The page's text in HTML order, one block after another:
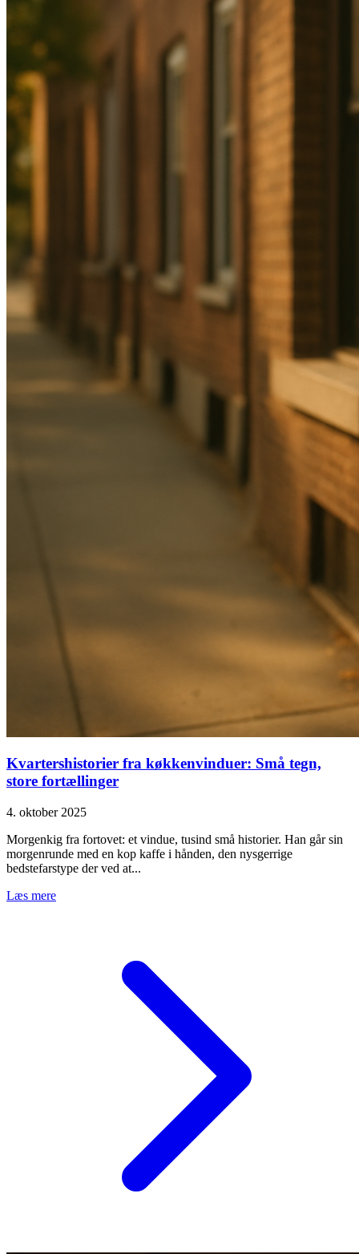
Kvartershistorier fra køkkenvinduer: Små tegn,
store fortællinger
4. oktober 2025
Morgenkig fra fortovet: et vindue, tusind små historier. Han går sin
morgenrunde med en kop kaffe i hånden, den nysgerrige
bedstefarstype der ved at...
Læs mere